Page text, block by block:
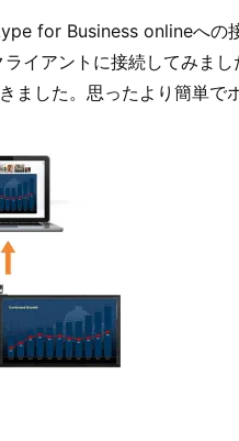
for Business onlineへの
イアントに接続してみま
ました。思ったより簡単で